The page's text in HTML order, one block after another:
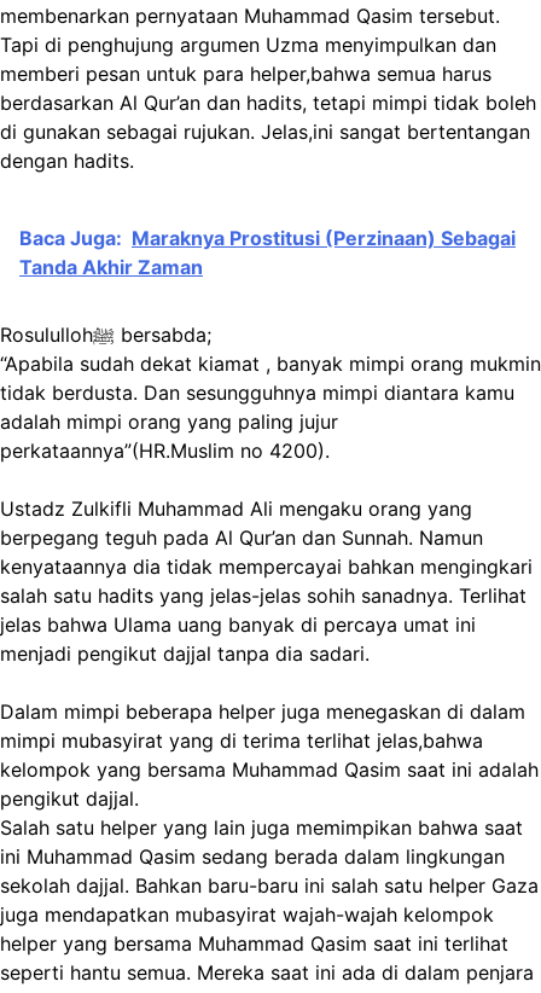
membenarkan pernyataan Muhammad Qasim tersebut.
Tapi di penghujung argumen Uzma menyimpulkan dan
memberi pesan untuk para helper,bahwa semua harus
berdasarkan Al Qur’an dan hadits, tetapi mimpi tidak boleh
di gunakan sebagai rujukan. Jelas,ini sangat bertentangan
dengan hadits.
Baca Juga: Maraknya Prostitusi (Perzinaan) Sebagai
Tanda Akhir Zaman
Rosulullohﷺ bersabda;
“Apabila sudah dekat kiamat , banyak mimpi orang mukmin
tidak berdusta. Dan sesungguhnya mimpi diantara kamu
adalah mimpi orang yang paling jujur
perkataannya”(HR.Muslim no 4200).
Ustadz Zulkifli Muhammad Ali mengaku orang yang
berpegang teguh pada Al Qur’an dan Sunnah. Namun
kenyataannya dia tidak mempercayai bahkan mengingkari
salah satu hadits yang jelas-jelas sohih sanadnya. Terlihat
jelas bahwa Ulama uang banyak di percaya umat ini
menjadi pengikut dajjal tanpa dia sadari.
Dalam mimpi beberapa helper juga menegaskan di dalam
mimpi mubasyirat yang di terima terlihat jelas,bahwa
kelompok yang bersama Muhammad Qasim saat ini adalah
pengikut dajjal.
Salah satu helper yang lain juga memimpikan bahwa saat
ini Muhammad Qasim sedang berada dalam lingkungan
sekolah dajjal. Bahkan baru-baru ini salah satu helper Gaza
juga mendapatkan mubasyirat wajah-wajah kelompok
helper yang bersama Muhammad Qasim saat ini terlihat
seperti hantu semua. Mereka saat ini ada di dalam penjara